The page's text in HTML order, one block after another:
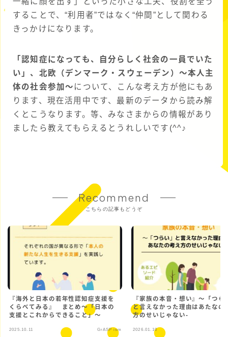
することで、“利用者”ではなく“仲間”として関わる
きっかけになります。
「認知症になっても、自分らしく社会の一員でいた
い」、北欧（デンマーク・スウェーデン）〜本人主
体の社会参加〜 について、こんな考え方が他にもあ
ります、現在活用中です、最新のデータから読み解
くとこうなります。等、みなさまからの情報があり
ましたら教えてもらえるとうれしいです(^^♪
Recommend
こちらの記事もどうぞ
『海外と日本の若年性認知症支援を
くらべてみる』 まとめ～「日本の
支援とこれからできること」～
2025.10.11 GrASP ism
『家族の本音・想い』〜「つら
と言えなかった理由はあたなの
方のせいじゃない-
2026.01.10